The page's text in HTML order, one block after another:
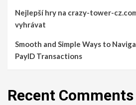
Nejlepší hry na crazy-tower-
vyhrávat
Smooth and Simple Ways to
PayID Transactions
Recent Comments